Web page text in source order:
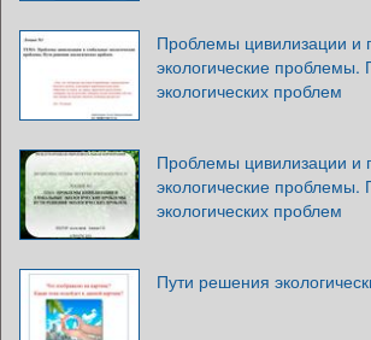
Проблемы цивилизации и
экологические проблемы.
экологических проблем
Проблемы цивилизации и
экологические проблемы.
экологических проблем
Пути решения